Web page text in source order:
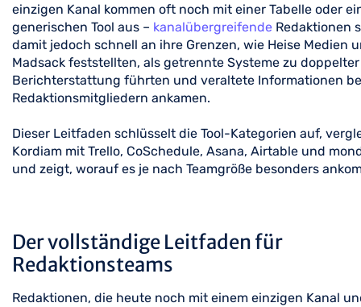
einzigen Kanal kommen oft noch mit einer Tabelle oder
generischen Tool aus – kanalübergreifende Redaktionen
damit jedoch schnell an ihre Grenzen, wie Heise Medien
Madsack feststellten, als getrennte Systeme zu doppelter
Berichterstattung führten und veraltete Informationen
Redaktionsmitgliedern ankamen.
Dieser Leitfaden schlüsselt die Tool-Kategorien auf,
Kordiam mit Trello, CoSchedule, Asana, Airtable und
und zeigt, worauf es je nach Teamgröße besonders
Der vollständige Leitfaden für
Redaktionsteams
Redaktionen, die heute noch mit einem einzigen Kanal